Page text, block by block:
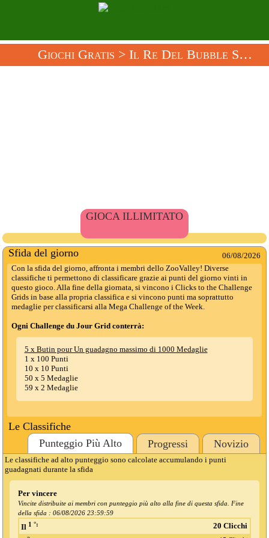
Giochi Gratis > Il Re Del Bubble Soccer
GIOCA ILLIMITATO
Sfida del giorno
06/08/2026
Con la sfida del giorno, affronta i membri dello ZooValley! Diverse
classifiche ti permettono di classificare grazie ai punti del giorno vinti in
questo gioco. Alla fine della giornata, si vincono i Clicks to the Challenge
Grids in base alla propria classifica e si vincono punti ma soprattutto
medaglie per classificarsi alla Mega Challenge of the Week.
Ogni Challenge du Jour Grid conterrà:
5 x Butin pour Un guadagno massimo di 1000 Medaglie
1 x 100 Punti
10 x 10 Punti
50 x 5 Medaglie
59 x 2 Medaglie
Le Classifiche
Punteggio Più Alto
Progressi Novizio
Le classifiche ad alto punteggio sono calcolate accumulando i punti
guadagnati durante la sfida
Per vincere
Vincite distribuite ai membri con punteggio più alto alla fine di questa sfida. Fine
della sfida : 06/08/2026 23:59:59
Il 1 °: 20 Clicchi